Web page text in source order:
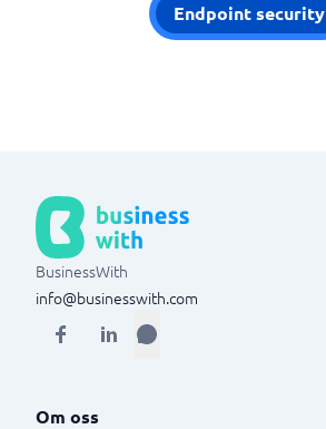
Endpoint security
BusinessWith
info@businesswith.com
Om oss